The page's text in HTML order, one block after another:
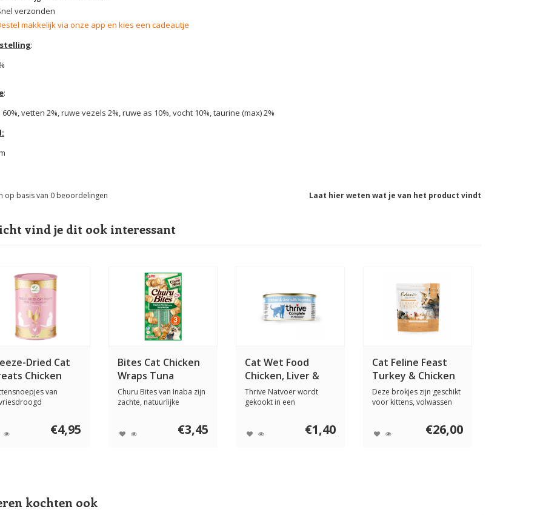
verzonden
makkelijk via onze app en kies een cadeautje
:
:
, vetten 2% , ruwe vezels 2% , ruwe as 10%, vocht 10%, taurine (max) 2%
Laat hier weten wat je van het product vindt
op basis van 0 beoordelingen
vind je dit ook interessant
Dried Cat
Chicken
Treats 50
van
€4,95
Bites Cat Chicken
Wraps Tuna
Churu Bites van Inaba zijn
zachte, natuurlijke
€3,45
Cat Wet Food
Chicken, Liver &
Vegetables 75
gram
Thrive Natvoer wordt
gekookt in een
€1,40
Cat Feline Feast
Turkey & Chicken
1.5 KG
Deze brokjes zijn geschikt
voor kittens, volwassen
€26,00
kochten ook